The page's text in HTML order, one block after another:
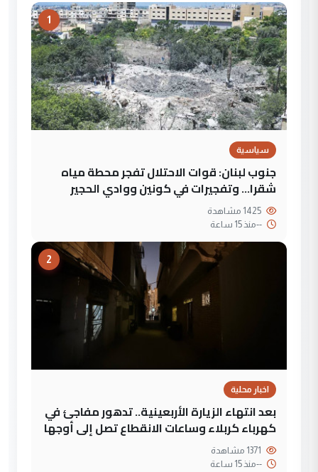
1
سياسية
جنوب لبنان: قوات الاحتلال تفجر محطة مياه
شقرا… وتفجيرات في كونين ووادي الحجير
--منذ 15 ساعة
2
اخبار محلية
بعد انتهاء الزيارة الأربعينية.. تدهور مفاجئ في
كهرباء كربلاء وساعات الانقطاع تصل إلى أوجها
--منذ 15 ساعة